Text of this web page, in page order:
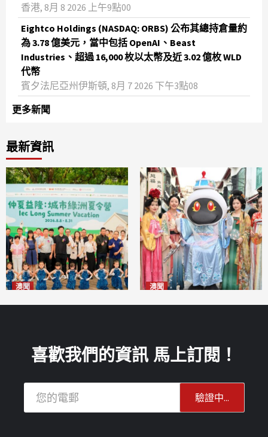
香港, 8月 8 2026 上午9點00
Eightco Holdings (NASDAQ: ORBS) 公布其總持倉量約
為 3.78 億美元，當中包括 OpenAI、Beast
Industries、超過 16,000 枚以太幣及近 3.02 億枚 WLD
代幣
賓夕法尼亞州伊斯頓, 8月 7 2026 下午3點08
更多新聞
最新資訊
澳聞
2026-08-09
澳聞
喜歡我們的資訊 馬上訂閱！